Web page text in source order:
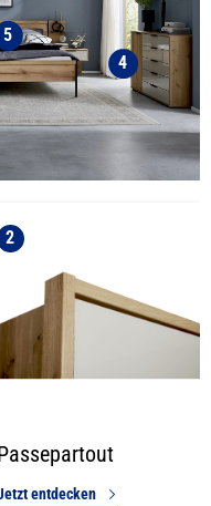
4
5
2
entdecken